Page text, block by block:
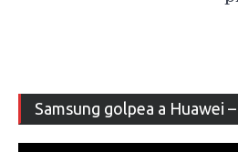
Samsung golpea a Huawei